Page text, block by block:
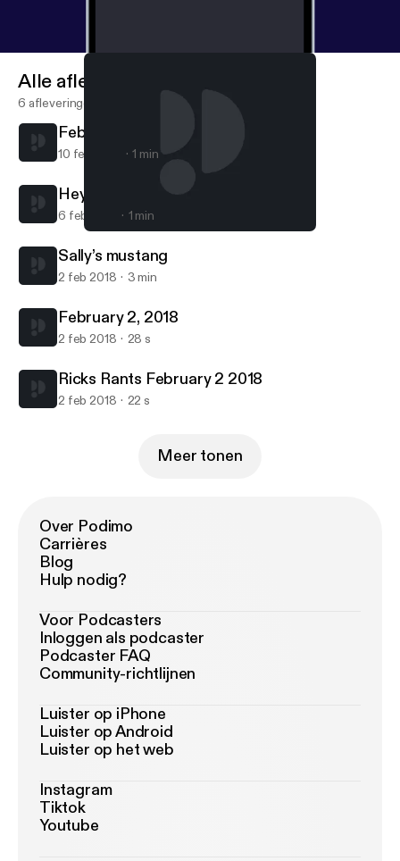
Ricks Rants
Alle afleveringen
6 afleveringen
February 9, 2018
10 feb 2018 1 min
Hey Arnold
6 feb 2018 1 min
Sally’s mustang
2 feb 2018 3 min
February 2, 2018
2 feb 2018 28 s
Ricks Rants February 2 2018
2 feb 2018 22 s
Meer tonen
Over Podimo
Carrières
Blog
Hulp nodig?
Voor Podcasters
Inloggen als podcaster
Podcaster FAQ
Community-richtlijnen
Luister op iPhone
Luister op Android
Luister op het web
Instagram
Tiktok
Youtube